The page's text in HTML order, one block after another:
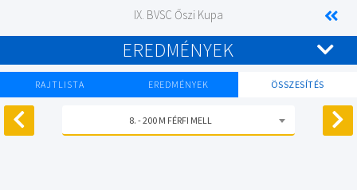
IX. BVSC Őszi Kupa
EREDMÉNYEK
RAJTLISTA EREDMÉNYEK ÖSSZESÍTÉS
8. - 200 M FÉRFI MELL